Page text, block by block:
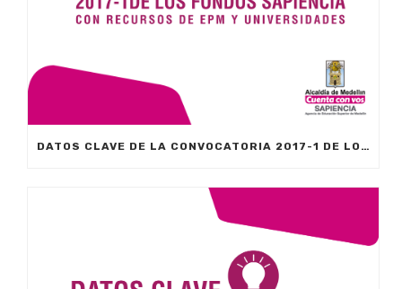
DATOS CLAVE DE LA CONVOCATORIA 2017-1 DE LOS FONDOS SAPIENCIA CON RECURSOS DE EPM Y UNIVERSIDADES